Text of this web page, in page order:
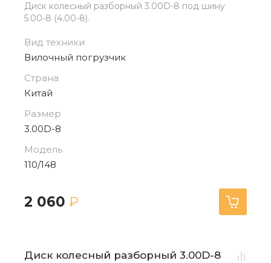
Диск колесный разборный 3.00D-8 под шину
5.00-8 (4.00-8).
Вид техники
Вилочный погрузчик
Страна
Китай
Размер
3.00D-8
Модель
110/148
2 060 ₽
Диск колесный разборный 3.00D-8